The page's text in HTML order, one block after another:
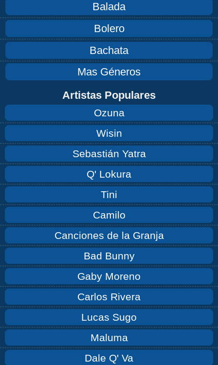
Balada
Bolero
Bachata
Mas Géneros
Artistas Populares
Ozuna
Wisin
Sebastián Yatra
Q' Lokura
Tini
Camilo
Canciones de la Granja
Bad Bunny
Gaby Moreno
Carlos Rivera
Lucas Sugo
Maluma
Dale Q' Va